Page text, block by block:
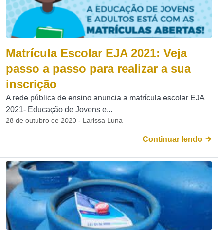
Matrícula Escolar EJA 2021: Veja
passo a passo para realizar a sua
inscrição
A rede pública de ensino anuncia a matrícula escolar EJA
2021- Educação de Jovens e...
28 de outubro de 2020 - Larissa Luna
Continuar lendo